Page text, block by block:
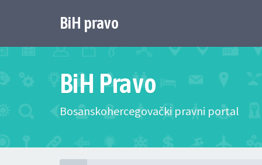
BiH pravo
BiH Pravo
Bosanskohercegovački pravni portal